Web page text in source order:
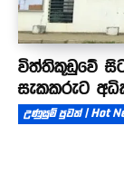
විත්තිකූඩුවේ
සැකකරුට
උණුසුම් පුවත් | Hot